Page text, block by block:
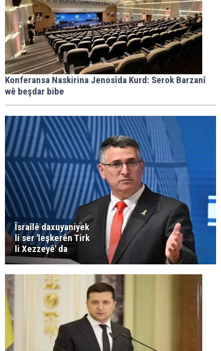
Konferansa Naskirina Jenosîda Kurd: Serok Barzanî
wê beşdar bibe
Îsraîlê daxuyaniyek
li ser 'leşkerên Tirk
li Xezzeyê' da